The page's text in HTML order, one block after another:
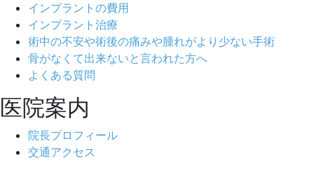
インプラントの費用
インプラント治療
術中の不安や術後の痛みや腫れがより少ない手術
骨がなくて出来ないと言われた方へ
よくある質問
医院案内
院長プロフィール
交通アクセス